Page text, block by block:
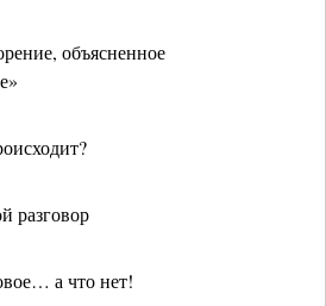
объясненное
разговор
а что нет!